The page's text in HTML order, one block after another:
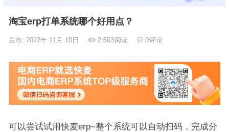
淘宝erp打单系统哪个好用点？
发布: 2022年 11月 10日 2,503阅读 0评论
可以尝试试用快麦erp~整个系统可以自动扫码，完成分